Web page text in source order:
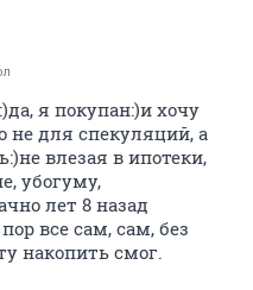
я покупан:)и хочу
не для спекуляций, а
влезая в ипотеки,
убогуму,
лет 8 назад
все сам, сам, без
накопить смог.